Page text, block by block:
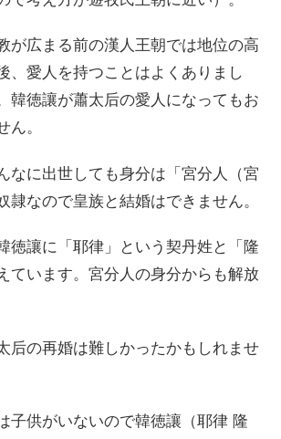
が広まる前の漢人王朝では地位の高
、愛人を持つことはよくありまし
韓徳讓が蕭太后の愛人になってもお
ん。
なに出世しても身分は「宮分人（宮
隷なので皇族と結婚はできません。
徳讓に「耶律」という契丹姓と「隆
ています。宮分人の身分からも解放
后の再婚は難しかったかもしれませ
子供がいないので韓徳讓（耶律 隆